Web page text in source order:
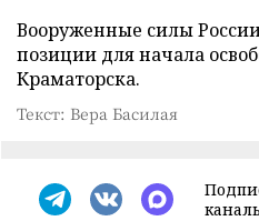
Вооруженные силы
позиции для начала
Краматорска.
Текст: Вера Басилая